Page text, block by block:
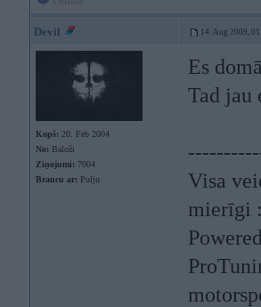
Devil 14. Aug 2009,
Kopš: 20. Feb 2004
No: Baloži
Ziņojumi: 7004
Braucu ar: Pulju
Es
Tad jau
Visa
mierīgi